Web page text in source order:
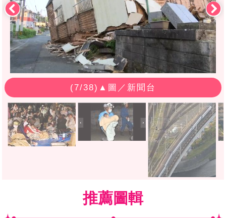
(7/38)▲圖／新聞台
推薦圖輯